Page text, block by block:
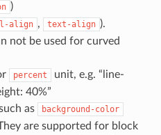
)
align , text-align ).
not be used for curved
percent
unit, e.g. “line-
40%”
as
background-color
are supported for block